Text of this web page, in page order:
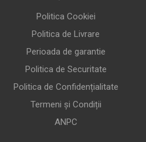
Politica Cookiei
Politica de Livrare
Perioada de garantie
Politica de Securitate
Politica de Confidențialitate
Termeni și Condiții
ANPC